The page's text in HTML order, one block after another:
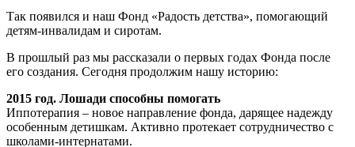
Так появился и наш Фонд «Радость детства», помогающий
детям-инвалидам и сиротам.
В прошлый раз мы рассказали о первых годах Фонда после
его создания. Сегодня продолжим нашу историю:
2015 год. Лошади способны помогать
Иппотерапия – новое направление фонда, дарящее надежду
особенным детишкам. Активно протекает сотрудничество с
школами-интернатами.